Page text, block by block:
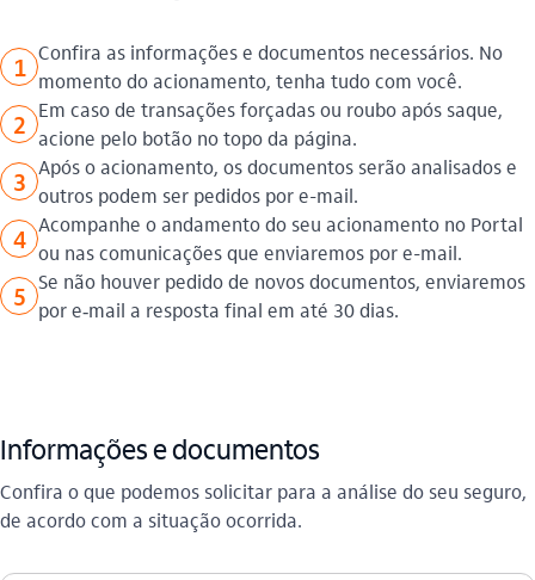
1 Confira as informações e documentos necessários. No
momento do acionamento, tenha tudo com você.
2 Em caso de transações forçadas ou roubo após saque,
acione pelo botão no topo da página.
3 Após o acionamento, os documentos serão analisados e
outros podem ser pedidos por e-mail.
4 Acompanhe o andamento do seu acionamento no Portal
ou nas comunicações que enviaremos por e-mail.
5 Se não houver pedido de novos documentos, enviaremos
por e‑mail a resposta final em até 30 dias.
Informações e documentos
Confira o que podemos solicitar para a análise do seu seguro,
de acordo com a situação ocorrida.